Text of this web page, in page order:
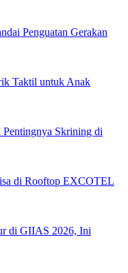
Penguatan Gerakan
Taktil untuk Anak
Skrining di
di Rooftop EXCOTEL
di GIIAS 2026, Ini